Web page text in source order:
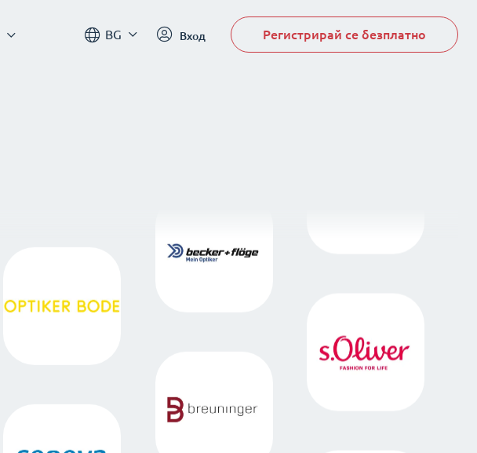
BG Вход Регистрирай се безплатно